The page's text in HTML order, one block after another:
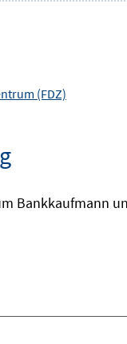
(FDZ)
Bankkaufmann